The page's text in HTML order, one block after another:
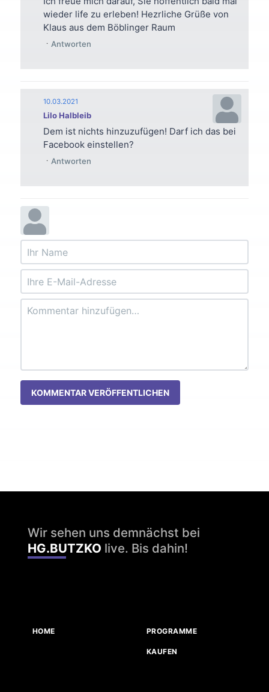
wieder life zu erleben! Hezrliche Grüße von
Klaus aus dem Böblinger Raum
Antworten
Lilo Halbleib
10.03.2021
Dem ist nichts hinzuzufügen! Darf ich das bei
Facebook einstellen?
Antworten
KOMMENTAR VERÖFFENTLICHEN
Wir sehen uns demnächst bei
HG.BUTZKO live. Bis dahin!
HOME PROGRAMME
KAUFEN